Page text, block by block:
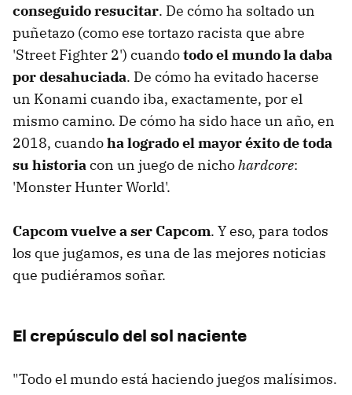
conseguido resucitar. De cómo ha soltado un
puñetazo (como ese tortazo racista que abre
'Street Fighter 2') cuandotodo el mundo la daba
por desahuciada. De cómo ha evitado hacerse
un Konami cuando iba, exactamente, por el
mismo camino. De cómo ha sido hace un año, en
2018, cuandoha logrado el mayor éxito de toda
su historiacon un juego de nichohardcore:
'Monster Hunter World'.
Capcom vuelve a ser Capcom. Y eso, para todos
los que jugamos, es una de las mejores noticias
que pudiéramos soñar.
El crepúsculo del sol naciente
"Todo el mundo está haciendo juegos malísimos.